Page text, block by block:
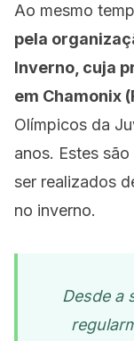
Ao mesmo
pela
Inverno, cuja
em Chamonix
Olímpicos da
anos. Estes
ser realizados
no inverno.
Desde a